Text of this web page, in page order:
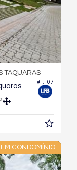
#1.107
TAQUARAS
CONDOMÍNIO